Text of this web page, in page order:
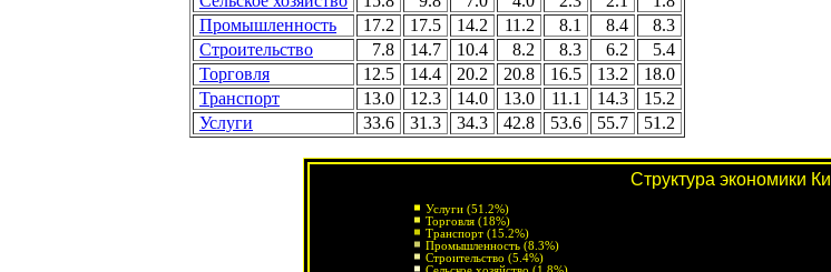
Промышленность
17.2 17.5 14.2 11.2 8.1 8.4
8.3
Строительство
7.8 14.7 10.4 8.2 8.3 6.2
5.4
Торговля
12.5 14.4 20.2 20.8 16.5 13.2
18.0
Транспорт
13.0 12.3 14.0 13.0 11.1 14.3
15.2
Услуги
33.6 31.3 34.3 42.8 53.6 55.7 51.2